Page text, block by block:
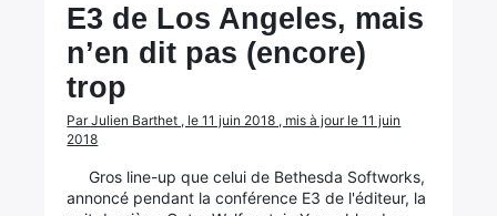
E3 de Los Angeles, mais
n’en dit pas (encore)
trop
Par Julien Barthet , le 11 juin 2018 , mis à jour le 11 juin
2018
Gros line-up que celui de Bethesda Softworks,
annoncé pendant la conférence E3 de l'éditeur, la